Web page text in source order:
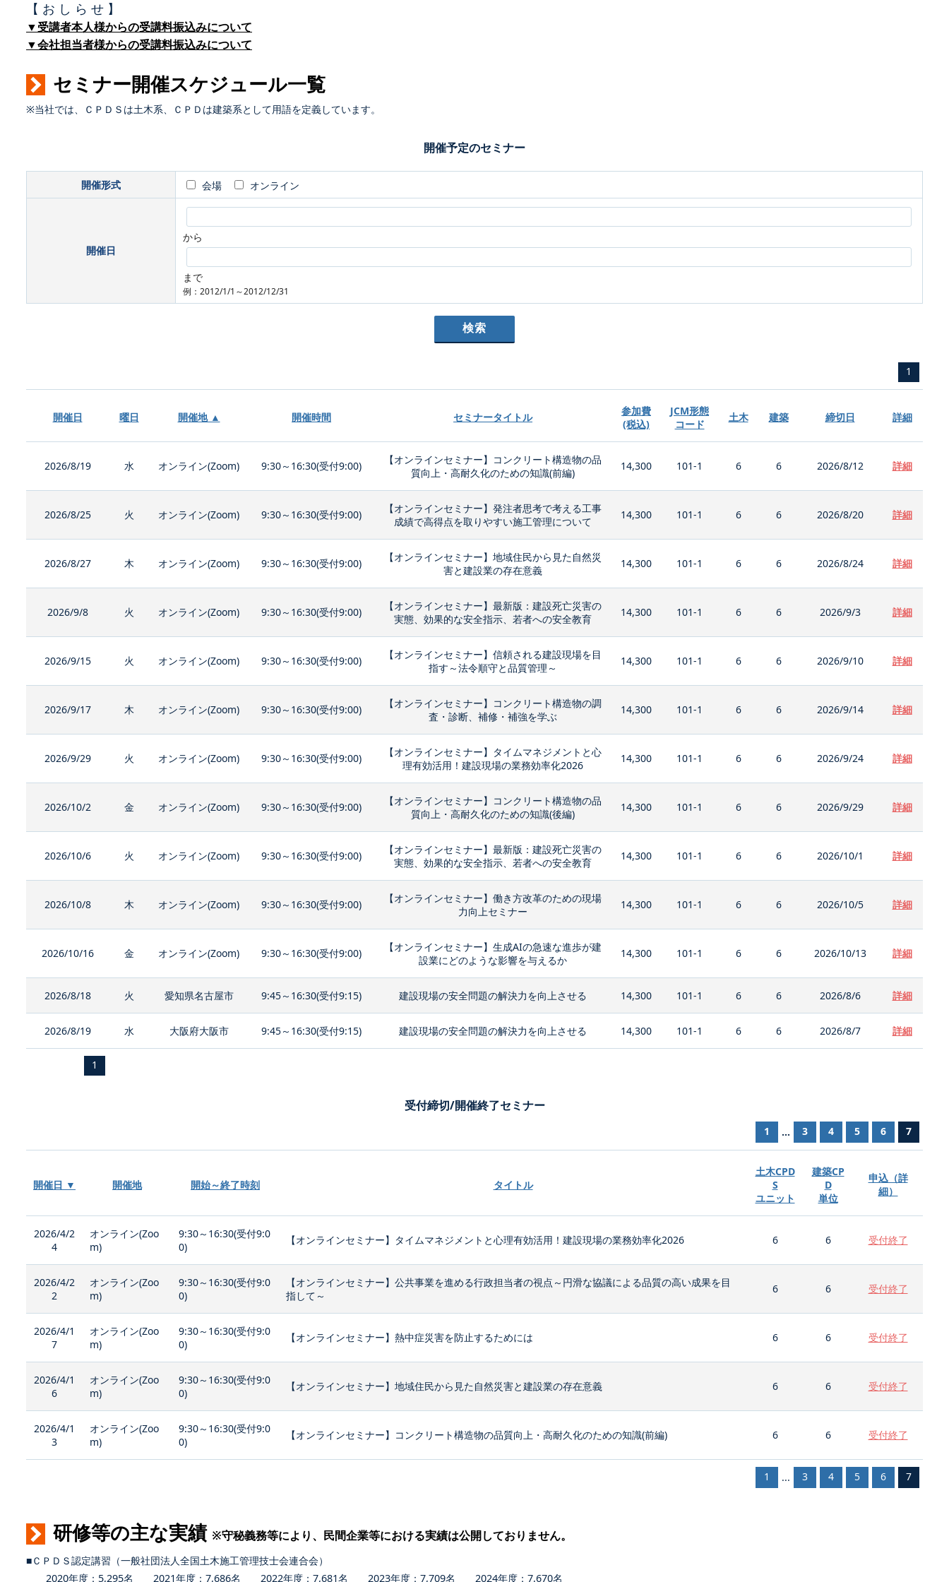
【 お し ら せ 】
▼受講者本人様からの受講料振込みについて
▼会社担当者様からの受講料振込みについて
セミナー開催スケジュール一覧
※当社では、ＣＰＤＳは土木系、ＣＰＤは建築系として用語を定義しています。
開催予定のセミナー
開催形式 会場 オンライン
開催日
から
まで
例：2012/1/1～2012/12/31
1
開催日 曜日 開催地 ▲ 開催時間 セミナータイトル
参加費
(税込)
JCM形態
コード
土木 建築 締切日 詳細
2026/8/19 水 オンライン(Zoom) 9:30～16:30(受付9:00)
【オンラインセミナー】コンクリート構造物の品
質向上・高耐久化のための知識(前編)
14,300 101-1 6 6 2026/8/12 詳細
2026/8/25 火 オンライン(Zoom) 9:30～16:30(受付9:00)
【オンラインセミナー】発注者思考で考える工事
成績で高得点を取りやすい施工管理について
14,300 101-1 6 6 2026/8/20 詳細
2026/8/27 木 オンライン(Zoom) 9:30～16:30(受付9:00)
【オンラインセミナー】地域住民から見た自然災
害と建設業の存在意義
14,300 101-1 6 6 2026/8/24 詳細
2026/9/8 火 オンライン(Zoom) 9:30～16:30(受付9:00)
【オンラインセミナー】最新版：建設死亡災害の
実態、効果的な安全指示、若者への安全教育
14,300 101-1 6 6 2026/9/3 詳細
2026/9/15 火 オンライン(Zoom) 9:30～16:30(受付9:00)
【オンラインセミナー】信頼される建設現場を目
指す～法令順守と品質管理～
14,300 101-1 6 6 2026/9/10 詳細
2026/9/17 木 オンライン(Zoom) 9:30～16:30(受付9:00)
【オンラインセミナー】コンクリート構造物の調
査・診断、補修・補強を学ぶ
14,300 101-1 6 6 2026/9/14 詳細
2026/9/29 火 オンライン(Zoom) 9:30～16:30(受付9:00)
【オンラインセミナー】タイムマネジメントと心
理有効活用！建設現場の業務効率化2026
14,300 101-1 6 6 2026/9/24 詳細
2026/10/2 金 オンライン(Zoom) 9:30～16:30(受付9:00)
【オンラインセミナー】コンクリート構造物の品
質向上・高耐久化のための知識(後編)
14,300 101-1 6 6 2026/9/29 詳細
2026/10/6 火 オンライン(Zoom) 9:30～16:30(受付9:00)
【オンラインセミナー】最新版：建設死亡災害の
実態、効果的な安全指示、若者への安全教育
14,300 101-1 6 6 2026/10/1 詳細
2026/10/8 木 オンライン(Zoom) 9:30～16:30(受付9:00)
【オンラインセミナー】働き方改革のための現場
力向上セミナー
14,300 101-1 6 6 2026/10/5 詳細
2026/10/16 金 オンライン(Zoom) 9:30～16:30(受付9:00)
【オンラインセミナー】生成AIの急速な進歩が建
設業にどのような影響を与えるか
14,300 101-1 6 6 2026/10/13 詳細
2026/8/18 火 愛知県名古屋市 9:45～16:30(受付9:15) 建設現場の安全問題の解決力を向上させる 14,300 101-1 6 6 2026/8/6 詳細
2026/8/19 水 大阪府大阪市 9:45～16:30(受付9:15) 建設現場の安全問題の解決力を向上させる 14,300 101-1 6 6 2026/8/7 詳細
1
受付締切/開催終了セミナー
1 ... 3 4 5 6 7
開催日 ▼ 開催地 開始～終了時刻 タイトル
土木CPD
S
ユニット
建築CP
D
単位
申込（詳
細）
2026/4/2
4
オンライン(Zoo
m)
9:30～16:30(受付9:0
0)
【オンラインセミナー】タイムマネジメントと心理有効活用！建設現場の業務効率化2026 6 6 受付終了
2026/4/2
2
オンライン(Zoo
m)
9:30～16:30(受付9:0
0)
【オンラインセミナー】公共事業を進める行政担当者の視点～円滑な協議による品質の高い成果を目
指して～
6 6 受付終了
2026/4/1
7
オンライン(Zoo
m)
9:30～16:30(受付9:0
0)
【オンラインセミナー】熱中症災害を防止するためには 6 6 受付終了
2026/4/1
6
オンライン(Zoo
m)
9:30～16:30(受付9:0
0)
【オンラインセミナー】地域住民から見た自然災害と建設業の存在意義 6 6 受付終了
2026/4/1
3
オンライン(Zoo
m)
9:30～16:30(受付9:0
0)
【オンラインセミナー】コンクリート構造物の品質向上・高耐久化のための知識(前編) 6 6 受付終了
1 ... 3 4 5 6 7
研修等の主な実績 ※守秘義務等により、民間企業等における実績は公開しておりません。
■ＣＰＤＳ認定講習（一般社団法人全国土木施工管理技士会連合会）
2020年度：5,295名 2021年度：7,686名 2022年度：7,681名 2023年度：7,709名 2024年度：7,670名